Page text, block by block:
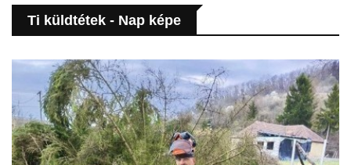
Ti küldtétek - Nap képe